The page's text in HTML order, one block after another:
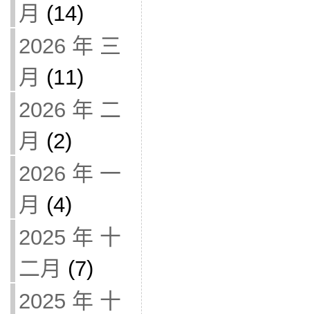
月 (14)
2026 年 三
月 (11)
2026 年 二
月 (2)
2026 年 一
月 (4)
2025 年 十
二月 (7)
2025 年 十